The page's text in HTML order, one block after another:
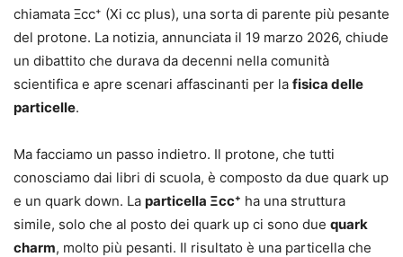
chiamata Ξcc⁺ (Xi cc plus), una sorta di parente più pesante
del protone. La notizia, annunciata il 19 marzo 2026, chiude
un dibattito che durava da decenni nella comunità
scientifica e apre scenari affascinanti per la fisica delle
particelle.
Ma facciamo un passo indietro. Il protone, che tutti
conosciamo dai libri di scuola, è composto da due quark up
e un quark down. La particella Ξcc⁺ ha una struttura
simile, solo che al posto dei quark up ci sono due quark
charm, molto più pesanti. Il risultato è una particella che